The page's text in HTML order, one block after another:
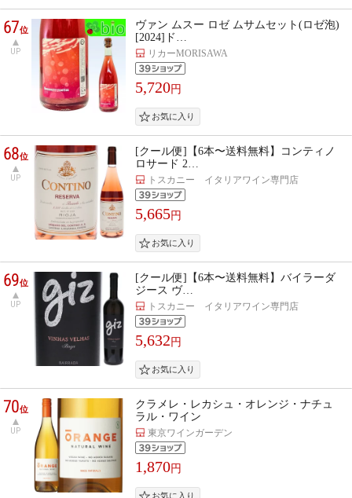
67位
UP
ヴァン ムスー ロゼ ムサムセット(ロゼ泡)
[2024]ド…
リカーMORISAWA
5,720円
68位
UP
[クール便]【6本〜送料無料】コンティノ
ロサード 2…
トスカニー イタリアワイン専門店
5,665円
69位
UP
[クール便]【6本〜送料無料】バイラーダ
ジース ヴ…
トスカニー イタリアワイン専門店
5,632 円
70位
UP
クラメレ・レカシュ・オレンジ・ナチュ
ラル・ワイン
東京ワインガーデン
1,870円